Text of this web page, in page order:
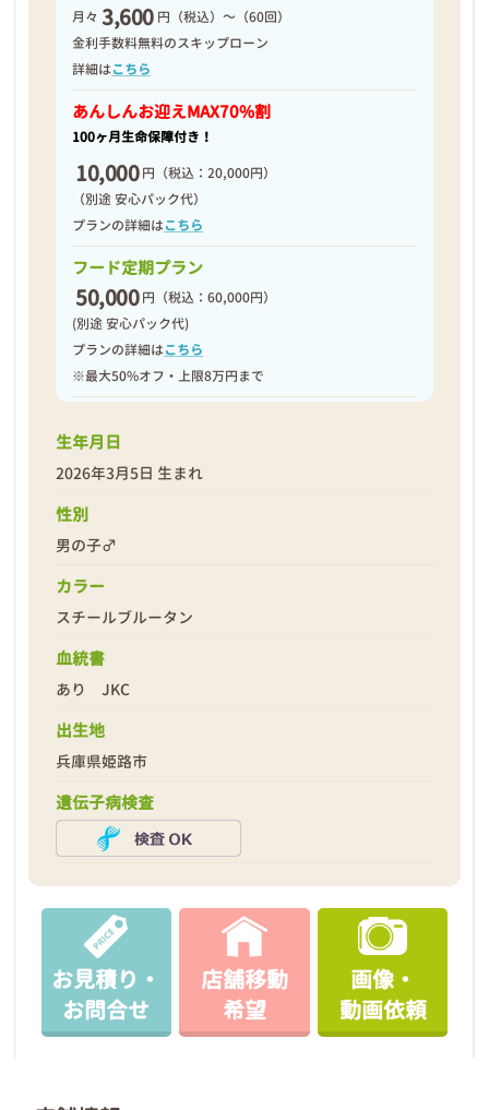
月々 3,600 円（税込）～（60回）
金利手数料無料のスキップローン
詳細はこちら
あんしんお迎えMAX70%割
100ヶ月生命保障付き！
10,000 円 （税込：20,000円）
（別途 安心パック代）
プランの詳細はこちら
フード定期プラン
50,000 円 （税込：60,000円）
(別途 安心パック代)
プランの詳細はこちら
※最大50%オフ・上限8万円まで
生年月日
2026年3月5日 生まれ
性別
男の子♂
カラー
スチールブルータン
血統書
あり JKC
出生地
兵庫県姫路市
遺伝子病検査
お見積り・
お問合せ
店舗移動
希望
画像・
動画依頼